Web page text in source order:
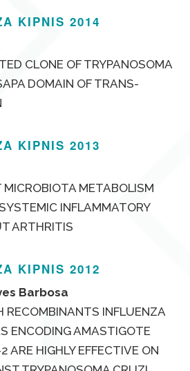
KIPNIS 2014
CLONE OF TRYPANOSOMA
DOMAIN OF TRANS-
KIPNIS 2013
METABOLISM
INFLAMMATORY
ARTHRITIS
KIPNIS 2012
Barbosa
RECOMBINANTS INFLUENZA
ENCODING AMASTIGOTE
ARE HIGHLY EFFECTIVE ON